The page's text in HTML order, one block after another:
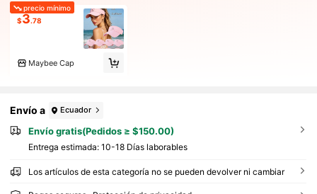
precio mínimo
$3.78
Maybee Cap
Envío a Ecuador
Envío gratis(Pedidos ≥ $150.00)
Entrega estimada: 10-18 Días laborables
Los artículos de esta categoría no se pueden devolver ni cambiar